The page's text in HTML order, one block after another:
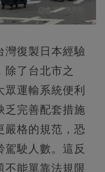
灣復製日本經驗
除了台北市之
運輸系統便利
乏完善配套措施
嚴格的規范，恐
駕駛人數。這反
不能單靠法規限